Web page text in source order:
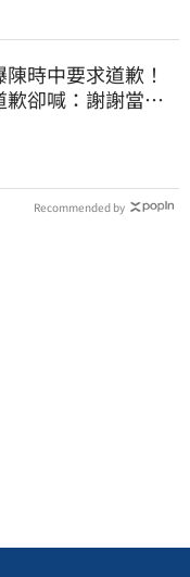
時中要求道歉！
卻喊：謝謝當時
Recommended by